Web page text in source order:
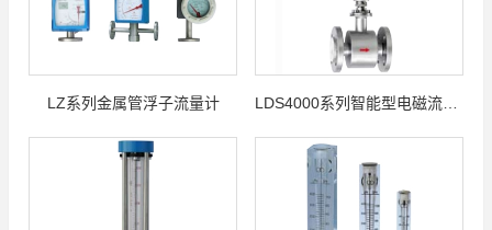
LZ系列金属管浮子流量计